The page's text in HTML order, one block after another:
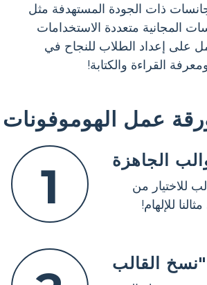
ذات الجودة المستهدفة مثل
المجانية متعددة الاستخدامات
على إعداد الطلاب للنجاح في
القراءة والكتابة!
عمل الهوموفونات
1 الجاهزة
للاختيار من
للإلهام!